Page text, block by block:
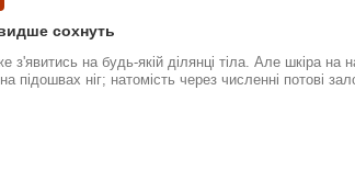
сохнуть
з'явитись на будь-якій ділянці тіла. Але шкіра
підошвах ніг; натомість через численні потові